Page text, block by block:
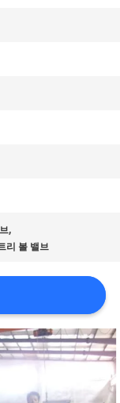
,
리 볼 밸브